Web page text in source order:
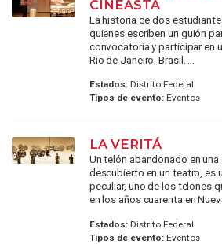
CINEASTA
La historia de dos
quienes escriben un guión
convocatoria y participar en
Rio de Janeiro, Brasil. ...
Estados:Distrito Federal
Tipos de evento:Eventos
LA VERITÁ
Un telón abandonado en una
descubierto en un teatro, es
peculiar, uno de los telones
en los años cuarenta en
Estados:Distrito Federal
Tipos de evento:Eventos